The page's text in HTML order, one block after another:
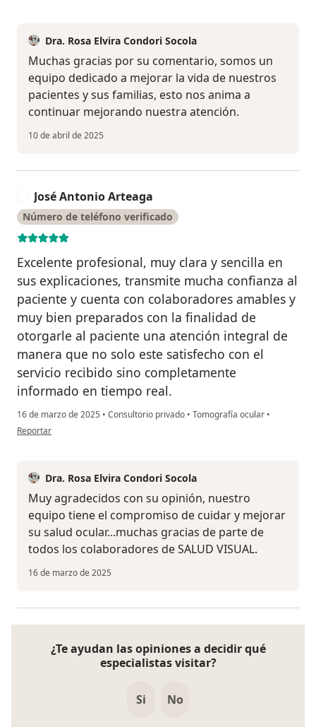
Dra. Rosa Elvira Condori Socola
Muchas gracias por su comentario, somos un
equipo dedicado a mejorar la vida de nuestros
pacientes y sus familias, esto nos anima a
continuar mejorando nuestra atención.
10 de abril de 2025
José Antonio Arteaga
Número de teléfono verificado
Excelente profesional, muy clara y sencilla en
sus explicaciones, transmite mucha confianza al
paciente y cuenta con colaboradores amables y
muy bien preparados con la finalidad de
otorgarle al paciente una atención integral de
manera que no solo este satisfecho con el
servicio recibido sino completamente
informado en tiempo real.
16 de marzo de 2025 • Consultorio privado • Tomografía ocular •
en opinión del usuario José Antonio Arteaga
Reportar
Dra. Rosa Elvira Condori Socola
Muy agradecidos con su opinión, nuestro
equipo tiene el compromiso de cuidar y mejorar
su salud ocular...muchas gracias de parte de
todos los colaboradores de SALUD VISUAL.
16 de marzo de 2025
¿Te ayudan las opiniones a decidir qué
especialistas visitar?
Si No